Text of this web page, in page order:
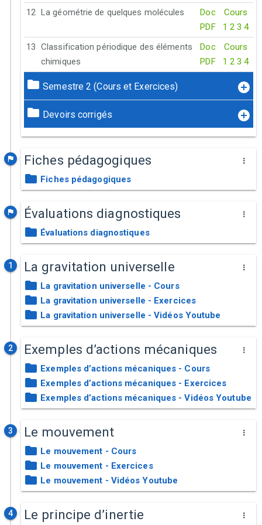
12
La géométrie de quelques molécules
Doc
PDF
Cours
1 2 3 4
13 Classification périodique des éléments
chimiques
Doc
PDF
Cours
1 2 3 4
Semestre 2 (Cours et Exercices)
Devoirs corrigés
Fiches pédagogiques
Fiches pédagogiques
Évaluations diagnostiques
Évaluations diagnostiques
1 La gravitation universelle
La gravitation universelle - Cours
La gravitation universelle - Exercices
La gravitation universelle - Vidéos Youtube
2 Exemples d’actions mécaniques
Exemples d’actions mécaniques - Cours
Exemples d’actions mécaniques - Exercices
Exemples d’actions mécaniques - Vidéos Youtube
3 Le mouvement
Le mouvement - Cours
Le mouvement - Exercices
Le mouvement - Vidéos Youtube
4 Le principe d’inertie